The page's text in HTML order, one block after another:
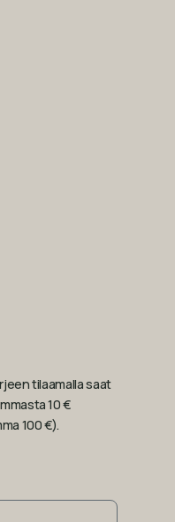
tilaamalla saat
10 €
100 €).